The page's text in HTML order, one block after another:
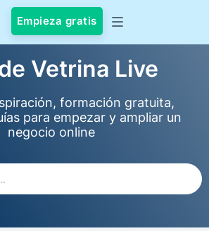
Empieza gratis
Vetrina Live
formación gratuita,
para empezar y ampliar un
negocio online